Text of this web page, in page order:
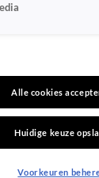
over
en
Nicol
Alle cookies
Huidige keuze
Voorkeuren